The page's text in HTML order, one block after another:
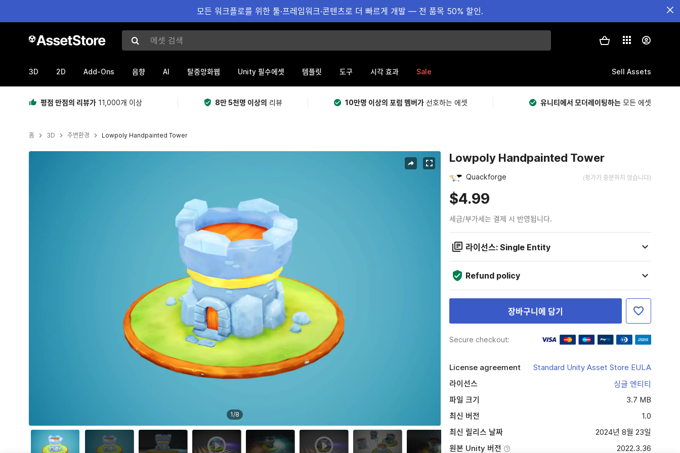
모든 워크플로를 위한 툴·프레임워크·콘텐츠로 더 빠르게 개발 — 전 품목 50% 할인.
에셋 검색
3D 2D Add-Ons 음향 AI 탈중앙화웹 Unity 필수에셋 템플릿 도구 시각 효과 Sale Sell Assets
평점 만점의 리뷰가 11,000개 이상 8만 5천명 이상의 리뷰 10만명 이상의 포럼 멤버가 선호하는 에셋 유니티에서 모더레이팅하는 모든 에셋
홈 3D 주변환경 Lowpoly Handpainted Tower
1/8
Lowpoly Handpainted Tower
Quackforge (평가가 충분하지 않습니다)
$4.99
세금/부가세는 결제 시 반영됩니다.
라이선스: Single Entity
Refund policy
장바구니에 담기
Secure checkout:
License agreement
Standard Unity Asset Store EULA
라이선스
싱글 엔티티
파일 크기
3.7 MB
최신 버전
1.0
최신 릴리스 날짜
2024년 8월 23일
원본 Unity 버전
2022.3.36